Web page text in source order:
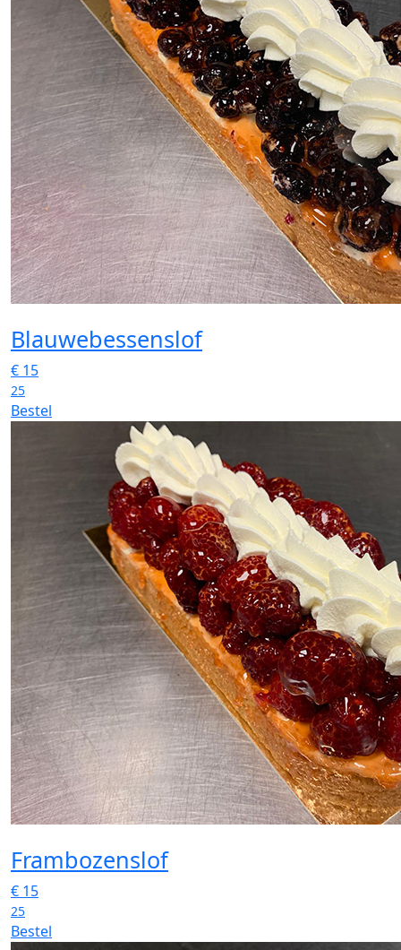
Blauwebessenslof
€ 15
25
Bestel
Frambozenslof
€ 15
25
Bestel